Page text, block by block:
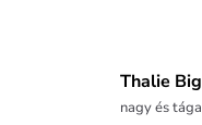
Thalie
nagy és